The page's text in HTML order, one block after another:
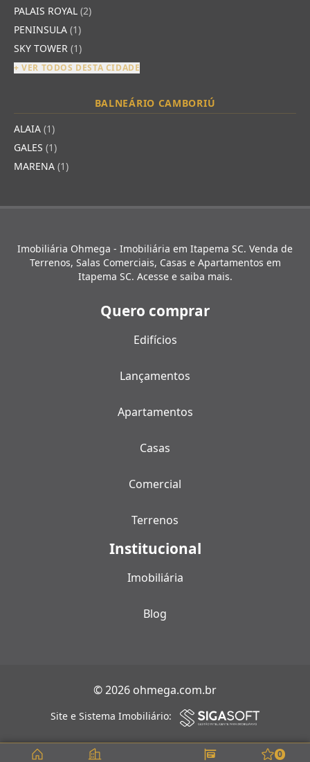
PALAIS ROYAL (2)
PENINSULA (1)
SKY TOWER (1)
+ VER TODOS DESTA CIDADE
BALNEÁRIO CAMBORIÚ
ALAIA (1)
GALES (1)
MARENA (1)
Imobiliária Ohmega - Imobiliária em Itapema SC. Venda de
Terrenos, Salas Comerciais, Casas e Apartamentos em
Itapema SC. Acesse e saiba mais.
Quero comprar
Edifícios
Lançamentos
Apartamentos
Casas
Comercial
Terrenos
Institucional
Imobiliária
Blog
© 2026 ohmega.com.br
Site e Sistema Imobiliário:
0